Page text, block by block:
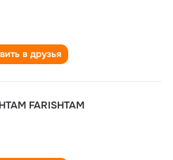
в друзья
FARISHTAM